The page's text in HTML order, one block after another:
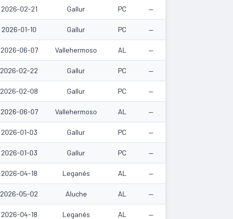
2026-02-21 Gallur PC —
2026-01-10 Gallur PC —
2026-06-07 Vallehermoso AL —
2026-02-22 Gallur PC —
2026-02-08 Gallur PC —
2026-06-07 Vallehermoso AL —
2026-01-03 Gallur PC —
2026-01-03 Gallur PC —
2026-04-18 Leganés AL —
2026-05-02 Aluche AL —
2026-04-18 Leganés AL —